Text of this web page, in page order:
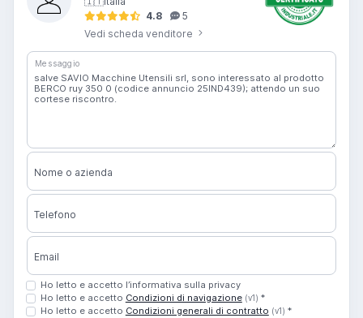
4.8
5
Vedi scheda venditore
Messaggio
Nome o azienda
Telefono
Email
Ho letto e accetto l’informativa sulla privacy
Ho letto e accetto Condizioni di navigazione (v1) *
Ho letto e accetto Condizioni generali di contratto (v1) *